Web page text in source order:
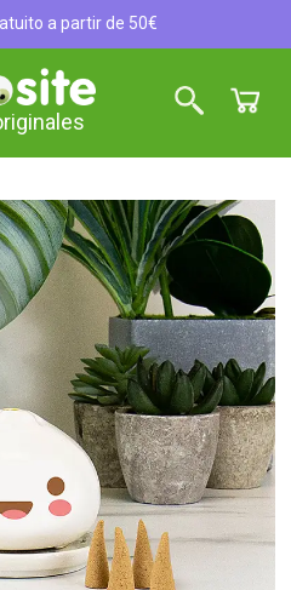
a partir de 50€